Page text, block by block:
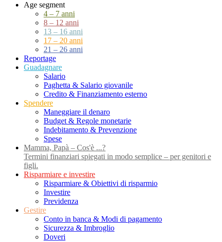
Age segment
4 – 7 anni
8 – 12 anni
13 – 16 anni
17 – 20 anni
21 – 26 anni
Reportage
Guadagnare
Salario
Paghetta & Salario giovanile
Credito & Finanziamento esterno
Spendere
Maneggiare il denaro
Budget & Regole monetarie
Indebitamento & Prevenzione
Spese
Mamma, Papà – Cos'è ...?
Termini finanziari spiegati in modo semplice – per genitori e
figli.
Risparmiare e investire
Risparmiare & Obiettivi di risparmio
Investire
Previdenza
Gestire
Conto in banca & Modi di pagamento
Sicurezza & Imbroglio
Doveri